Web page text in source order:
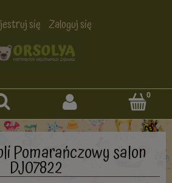
się Zaloguj się
Pomarańczowy salon
DJ07822